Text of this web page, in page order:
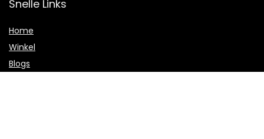
Snelle Links
Home
Winkel
Blogs